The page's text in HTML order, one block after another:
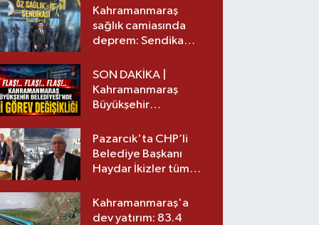
Kahramanmaraş
sağlık camiasında
deprem: Sendika
SON DAKİKA |
Kahramanmaraş
Büyükşehir
görev değişikliği!
Pazarcık'ta CHP’li
Belediye Başkanı
Haydar İkizler tüm
yeni partisi
Kahramanmaraş'a
dev yatırım: 83.4